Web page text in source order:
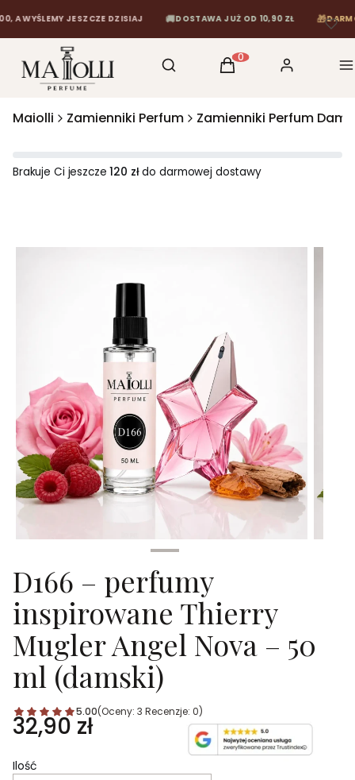
JESZCZE DZISIAJ 🚚 DOSTAWA JUŻ OD 10,90 ZŁ 🎁 DARMOWA
Otwórz wyszukiwarkę
Szukaj Produkty w koszyku:
Koszyk Zaloguj się
Maiolli Zamienniki Perfum Zamienniki Perfum
Brakuje Ci jeszcze120 złdo darmowej dostawy
D166 – perfumy
inspirowane Thierry
Mugler Angel Nova – 50
ml (damski)
5.00(Oceny: 3 Recenzje: 0)
Cena
32,90 zł
Ilość